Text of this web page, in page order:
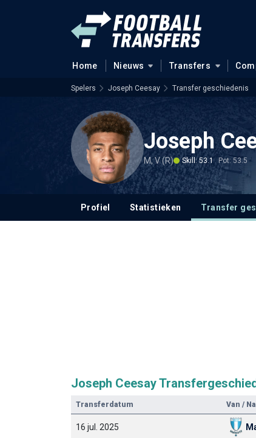
Home Nieuws Transfers
Spelers Joseph Ceesay Transfer geschiedenis
Joseph
M, V (R) Skill: 53.1 Pot: 53.5
Profiel Statistieken Transfer
Joseph Ceesay
Transferdatum Van /
16 jul. 2025